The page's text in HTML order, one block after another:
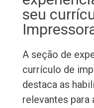
seu
A seção de
currículo de
destaca as
relevantes para